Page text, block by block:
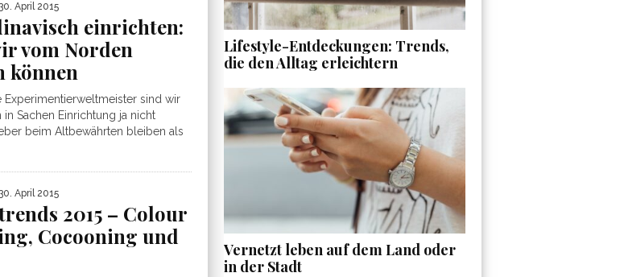
30. April 2015
einrichten:
vom Norden
können
Experimentierweltmeister sind wir
in Sachen Einrichtung ja nicht
beim Altbewährten bleiben als
30. April 2015
2015 – Colour
Cocooning und
Lifestyle-Entdeckungen: Trends,
die den Alltag erleichtern
Vernetzt leben auf dem Land oder
in der Stadt